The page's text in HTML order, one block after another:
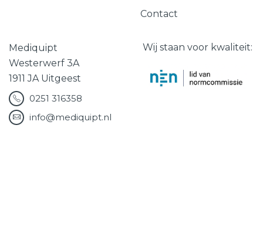
Contact
Mediquipt
Westerwerf 3A
1911 JA Uitgeest
0251 316358
info@mediquipt.nl
Wij staan voor kwaliteit: